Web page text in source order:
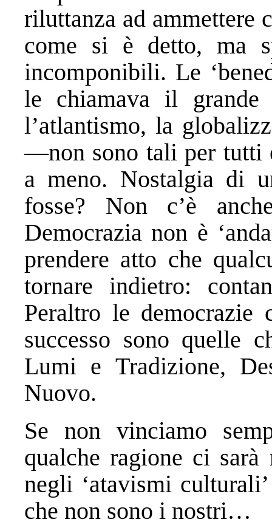
riluttanza ad ammettere
come si è detto, ma
incomponibili. Le
le chiamava il grande
l’atlantismo, la
—non sono tali per tutti
a meno. Nostalgia di
fosse? Non c’è
Democrazia non è
prendere atto che
tornare indietro:
Peraltro le democrazie
successo sono quelle
Lumi e Tradizione,
Nuovo.
Se non vinciamo
qualche ragione ci
negli ‘atavismi
che non sono i nostri…